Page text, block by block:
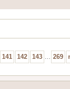
141 142 143 ... 269